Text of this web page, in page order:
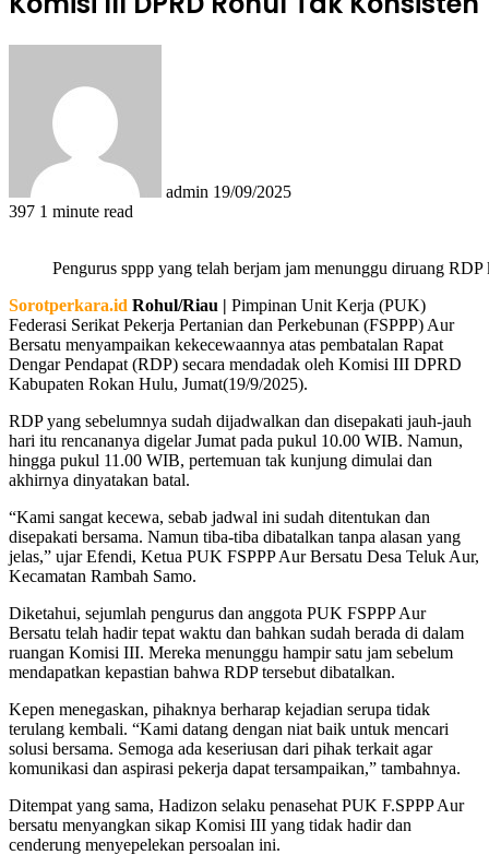
admin 19/09/2025
397 1 minute read
Pengurus sppp yang telah berjam jam menunggu diruang
Sorotperkara.id Rohul/Riau | Pimpinan Unit Kerja (PUK)
Federasi Serikat Pekerja Pertanian dan Perkebunan (FSPPP) Aur
Bersatu menyampaikan kekecewaannya atas pembatalan Rapat
Dengar Pendapat (RDP) secara mendadak oleh Komisi III DPRD
Kabupaten Rokan Hulu, Jumat(19/9/2025).
RDP yang sebelumnya sudah dijadwalkan dan disepakati jauh-jauh
hari itu rencananya digelar Jumat pada pukul 10.00 WIB. Namun,
hingga pukul 11.00 WIB, pertemuan tak kunjung dimulai dan
akhirnya dinyatakan batal.
“Kami sangat kecewa, sebab jadwal ini sudah ditentukan dan
disepakati bersama. Namun tiba-tiba dibatalkan tanpa alasan yang
jelas,” ujar Efendi, Ketua PUK FSPPP Aur Bersatu Desa Teluk Aur,
Kecamatan Rambah Samo.
Diketahui, sejumlah pengurus dan anggota PUK FSPPP Aur
Bersatu telah hadir tepat waktu dan bahkan sudah berada di dalam
ruangan Komisi III. Mereka menunggu hampir satu jam sebelum
mendapatkan kepastian bahwa RDP tersebut dibatalkan.
Kepen menegaskan, pihaknya berharap kejadian serupa tidak
terulang kembali. “Kami datang dengan niat baik untuk mencari
solusi bersama. Semoga ada keseriusan dari pihak terkait agar
komunikasi dan aspirasi pekerja dapat tersampaikan,” tambahnya.
Ditempat yang sama, Hadizon selaku penasehat PUK F.SPPP Aur
bersatu menyangkan sikap Komisi III yang tidak hadir dan
cenderung menyepelekan persoalan ini.